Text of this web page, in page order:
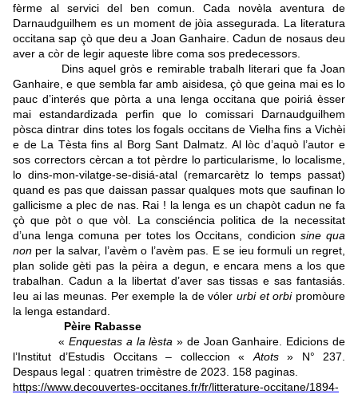
fèrme al servici del ben comun. Cada novèla aventura de
Darnaudguilhem es un moment de jòia assegurada. La literatura
occitana sap çò que deu a Joan Ganhaire. Cadun de nosaus deu
aver a còr de legir aqueste libre coma sos predecessors.
Dins aquel gròs e remirable trabalh literari que fa Joan
Ganhaire, e que sembla far amb aisidesa, çò que geina mai es lo
pauc d’interés que pòrta a una lenga occitana que poiriá èsser
mai estandardizada perfin que lo comissari Darnaudguilhem
pòsca dintrar dins totes los fogals occitans de Vielha fins a Vichèi
e de La Tèsta fins al Borg Sant Dalmatz. Al lòc d’aquò l’autor e
sos correctors cèrcan a tot pèrdre lo particularisme, lo localisme,
lo dins-mon-vilatge-se-disiá-atal (remarcarètz lo temps passat)
quand es pas que daissan passar qualques mots que saufinan lo
gallicisme a plec de nas. Rai ! la lenga es un chapòt cadun ne fa
çò que pòt o que vòl. La consciéncia politica de la necessitat
d’una lenga comuna per totes los Occitans, condicion sine qua
non per la salvar, l’avèm o l’avèm pas. E se ieu formuli un regret,
plan solide gèti pas la pèira a degun, e encara mens a los que
trabalhan. Cadun a la libertat d’aver sas tissas e sas fantasiás.
Ieu ai las meunas. Per exemple la de vóler urbi et orbipromòure
la lenga estandard.
Pèire Rabasse
«Enquestas a la lèsta » de Joan Ganhaire. Edicions de
l’Institut d’Estudis Occitans – colleccion « Atots» N° 237.
Despaus legal : quatren trimèstre de 2023. 158 paginas.
https://www.decouvertes-occitanes.fr/fr/litterature-occitane/1894-